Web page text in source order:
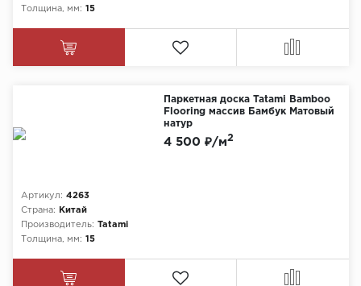
Толщина, мм: 15
Паркетная доска Tatami Bamboo
Flooring массив Бамбук Матовый
натур
Артикул: 4263
Страна:
Китай
Производитель: Tatami
Толщина, мм: 15
4 500 ₽/м2